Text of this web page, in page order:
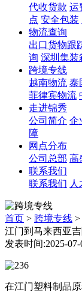
代收货款 运
点 安全包装
物流查询
出口货物跟
询 深圳集装
跨境专线
越南物流 泰
菲律宾物流
走进锦秀
公司简介 企
障
网点分布
公司总部 高
联系我们
联系我们
首页 > 跨境专线 >
江门到马来西亚
发表时间:2025-
在江门塑料制品